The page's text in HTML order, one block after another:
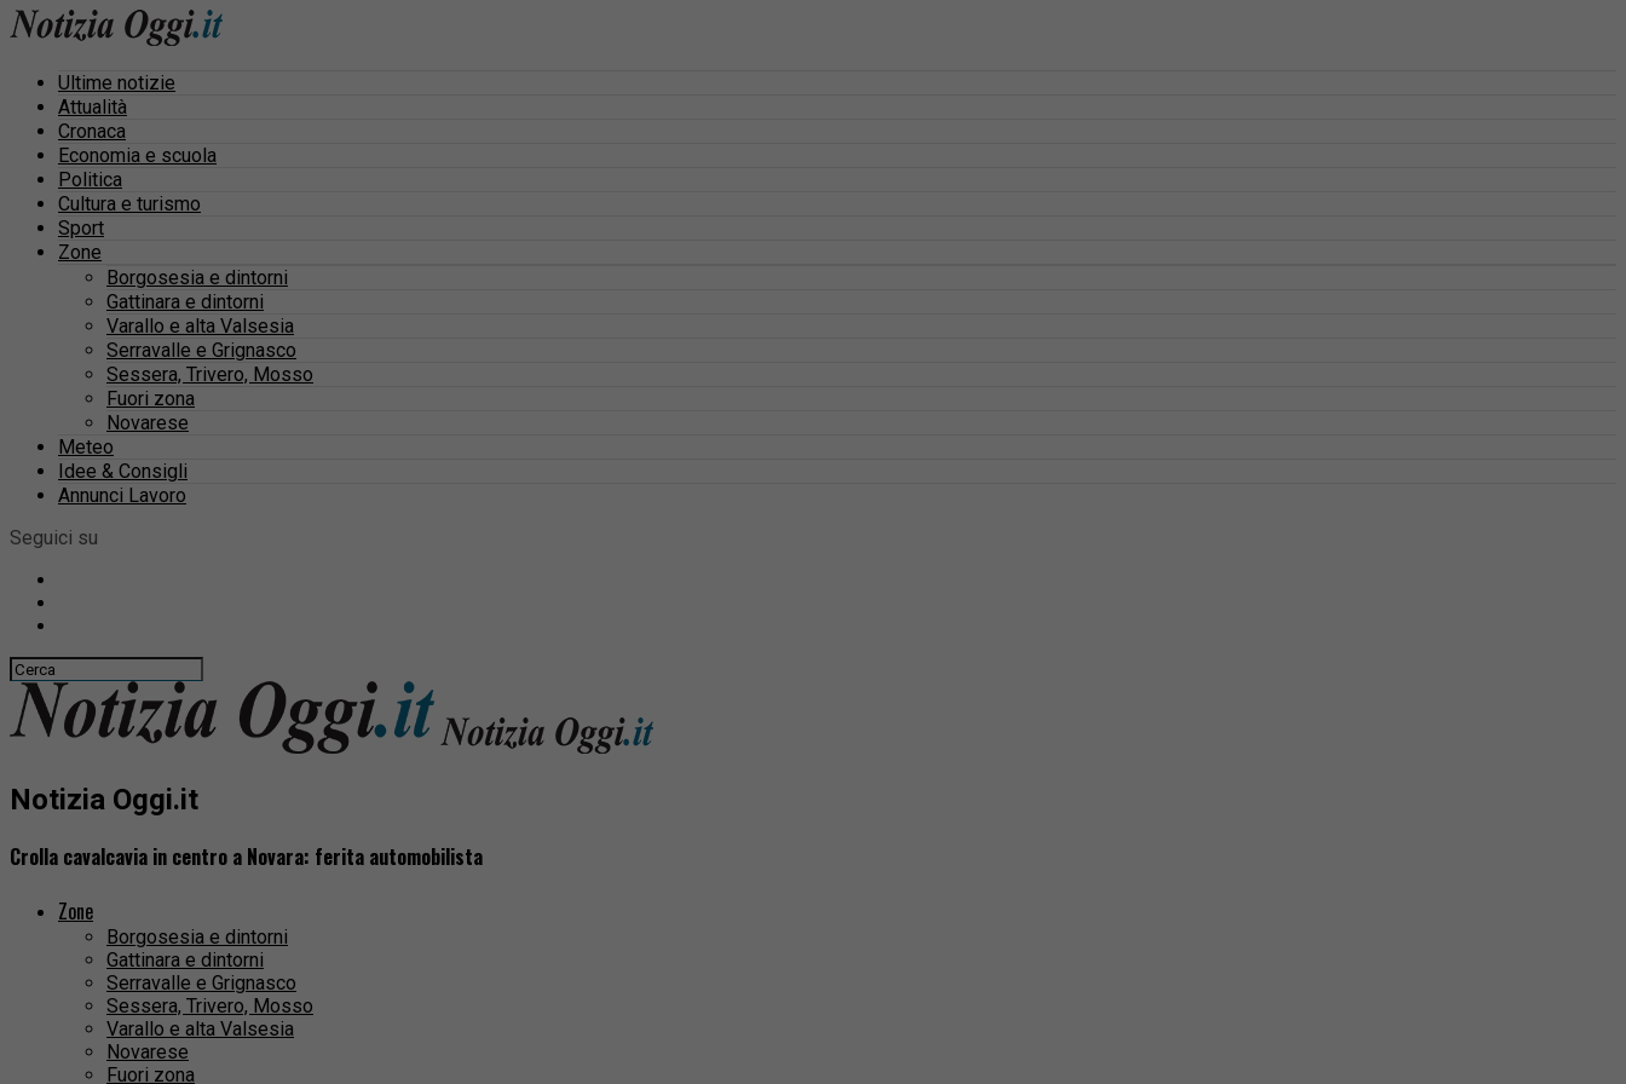
Ultime notizie
Attualità
Cronaca
Economia e scuola
Politica
Cultura e turismo
Sport
Zone
Borgosesia e dintorni
Gattinara e dintorni
Varallo e alta Valsesia
Serravalle e Grignasco
Sessera, Trivero, Mosso
Fuori zona
Novarese
Meteo
Idee & Consigli
Annunci Lavoro
Seguici su
Notizia Oggi.it
Crolla cavalcavia in centro a Novara: ferita automobilista
Zone
Borgosesia e dintorni
Gattinara e dintorni
Serravalle e Grignasco
Sessera, Trivero, Mosso
Varallo e alta Valsesia
Novarese
Fuori zona